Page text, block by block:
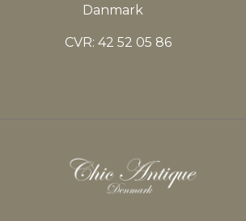
Danmark
CVR: 42 52 05 86